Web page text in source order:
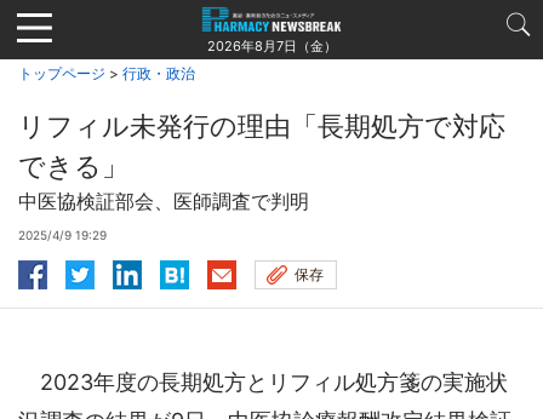
Jump
to
navigation
2026年8月7日（金）
トップページ > 行政・政治
リフィル未発行の理由「長期処方で対応
できる」
中医協検証部会、医師調査で判明
2025/4/9 19:29
保存
2023年度の長期処方とリフィル処方箋の実施状